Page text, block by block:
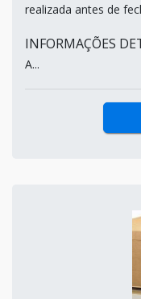
realizada antes de
INFORMAÇÕES
A...